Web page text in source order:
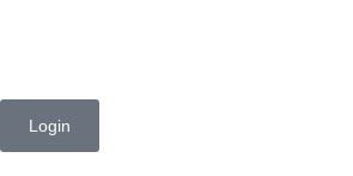
Login